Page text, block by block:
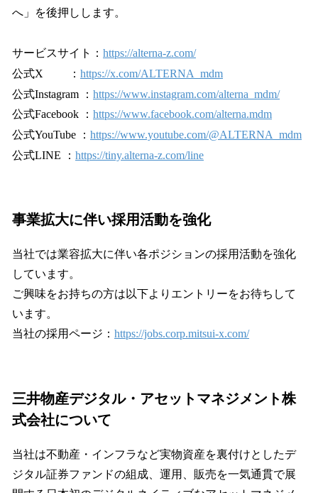
へ」を後押しします。
サービスサイト： https://alterna-z.com/
公式X ： https://x.com/ALTERNA_mdm
公式Instagram ： https://www.instagram.com/alterna_mdm/
公式Facebook ： https://www.facebook.com/alterna.mdm
公式YouTube ： https://www.youtube.com/@ALTERNA_mdm
公式LINE ： https://tiny.alterna-z.com/line
事業拡大に伴い採用活動を強化
当社では業容拡大に伴い各ポジションの採用活動を強化
しています。
ご興味をお持ちの方は以下よりエントリーをお待ちして
います。
当社の採用ページ： https://jobs.corp.mitsui-x.com/
三井物産デジタル・アセットマネジメント株
式会社について
当社は不動産・インフラなど実物資産を裏付けとしたデ
ジタル証券ファンドの組成、運用、販売を一気通貫で展